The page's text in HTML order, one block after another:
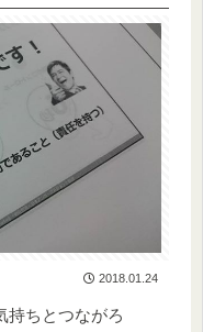
2018.01.24
持ちとつながろ